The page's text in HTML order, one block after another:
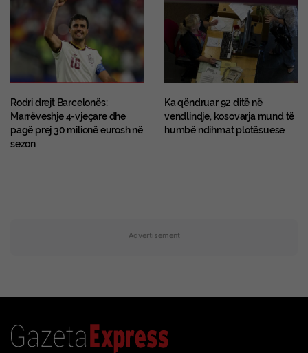
Rodri drejt Barcelonës:
Marrëveshje 4-vjeçare dhe
pagë prej 30 milionë eurosh në
sezon
Ka qëndruar 92 ditë në
vendlindje, kosovarja mund të
humbë ndihmat plotësuese
Advertisement